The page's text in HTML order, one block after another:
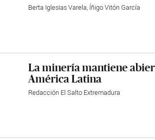
Berta Iglesias Varela, Íñigo Vitón García
La minería mantiene
América Latina
Redacción El Salto Extremadura